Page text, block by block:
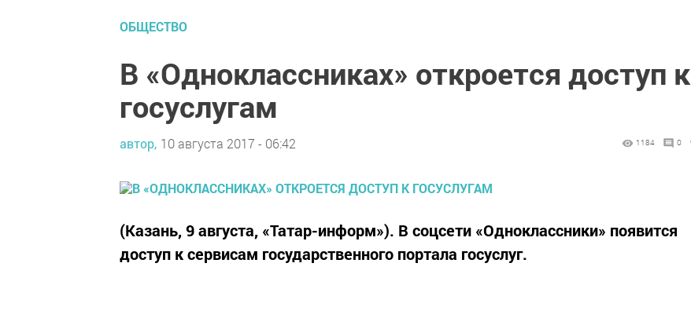
ОБЩЕСТВО
В «Одноклассниках» откроется доступ к
госуслугам
автор, 10 августа 2017 - 06:42 1184 0
(Казань, 9 августа, «Татар-информ»). В соцсети «Одноклассники» появится
доступ к сервисам государственного портала госуслуг.